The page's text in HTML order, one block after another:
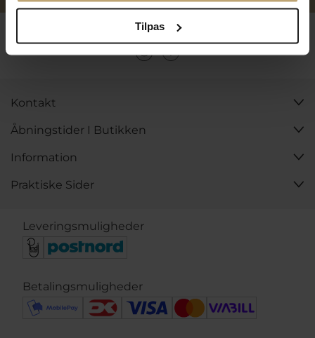
Tilpas
Følg os
Kontakt
Åbningstider I Butikken
Information
Praktiske Sider
Leveringsmuligheder
Betalingsmuligheder